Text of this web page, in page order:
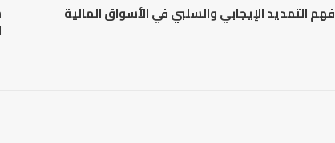
فهم التمديد الإيجابي والسلبي في الأسواق المالية